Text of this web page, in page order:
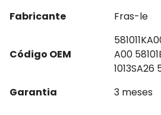
Fabricante
Fras-le
Código OEM
A00
1013SA26
Garantia
3 meses